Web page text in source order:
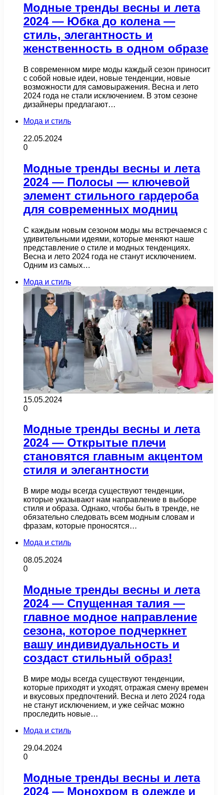
Модные тренды весны и лета
2024 — Юбка до колена —
стиль, элегантность и
женственность в одном образе
В современном мире моды каждый сезон приносит
с собой новые идеи, новые тенденции, новые
возможности для самовыражения. Весна и лето
2024 года не стали исключением. В этом сезоне
дизайнеры предлагают…
Мода и стиль
22.05.2024
0
Модные тренды весны и лета
2024 — Полосы — ключевой
элемент стильного гардероба
для современных модниц
С каждым новым сезоном моды мы встречаемся с
удивительными идеями, которые меняют наше
представление о стиле и модных тенденциях.
Весна и лето 2024 года не станут исключением.
Одним из самых…
Мода и стиль
15.05.2024
0
Модные тренды весны и лета
2024 — Открытые плечи
становятся главным акцентом
стиля и элегантности
В мире моды всегда существуют тенденции,
которые указывают нам направление в выборе
стиля и образа. Однако, чтобы быть в тренде, не
обязательно следовать всем модным словам и
фразам, которые проносятся…
Мода и стиль
08.05.2024
0
Модные тренды весны и лета
2024 — Спущенная талия —
главное модное направление
сезона, которое подчеркнет
вашу индивидуальность и
создаст стильный образ!
В мире моды всегда существуют тенденции,
которые приходят и уходят, отражая смену времен
и вкусовых предпочтений. Весна и лето 2024 года
не станут исключением, и уже сейчас можно
проследить новые…
Мода и стиль
29.04.2024
0
Модные тренды весны и лета
2024 — Монохром в одежде и